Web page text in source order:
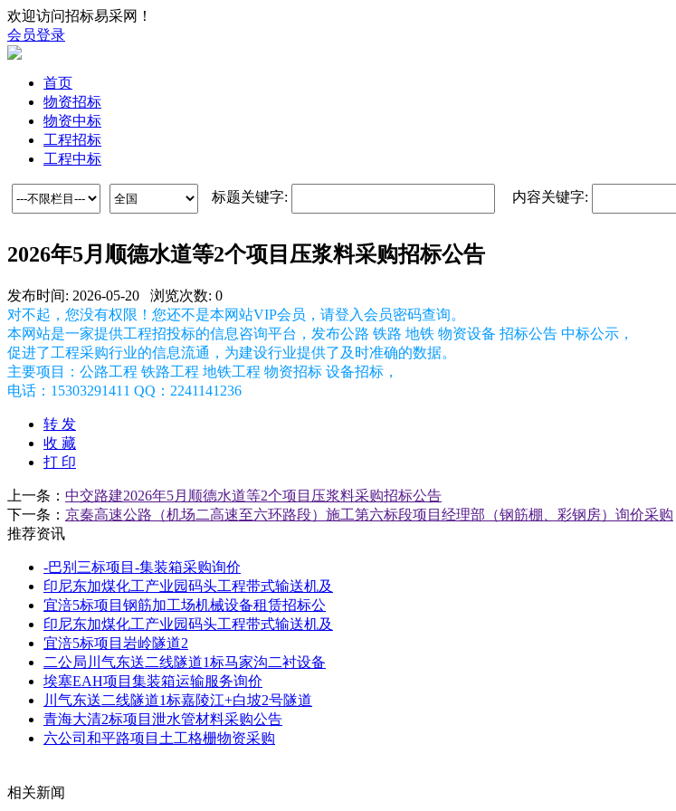
欢迎访问招标易采网！
会员登录
首页
物资招标
物资中标
工程招标
工程中标
标题关键字: 内容关键字:
2026年5月顺德水道等2个项目压浆料采购招标公告
发布时间: 2026-05-20 浏览次数: 0
对不起，您没有权限！您还不是本网站VIP会员，请登入会员密码查询。
本网站是一家提供工程招投标的信息咨询平台，发布公路 铁路 地铁 物资设备 招标公告 中标公示，
促进了工程采购行业的信息流通，为建设行业提供了及时准确的数据。
主要项目：公路工程 铁路工程 地铁工程 物资招标 设备招标，
电话：15303291411 QQ：2241141236
转 发
收 藏
打 印
上一条： 中交路建2026年5月顺德水道等2个项目压浆料采购招标公告
下一条： 京秦高速公路（机场二高速至六环路段）施工第六标段项目经理部（钢筋棚、彩钢房）询价采购
推荐资讯
-巴别三标项目-集装箱采购询价
印尼东加煤化工产业园码头工程带式输送机及
宜涪5标项目钢筋加工场机械设备租赁招标公
印尼东加煤化工产业园码头工程带式输送机及
宜涪5标项目岩岭隧道2
二公局川气东送二线隧道1标马家沟二衬设备
埃塞EAH项目集装箱运输服务询价
川气东送二线隧道1标嘉陵江+白坡2号隧道
青海大清2标项目泄水管材料采购公告
六公司和平路项目土工格栅物资采购
相关新闻